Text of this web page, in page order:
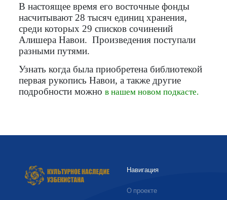
В настоящее время его восточные фонды
насчитывают 28 тысяч единиц хранения,
среди которых 29 списков сочинений
Алишера Навои. Произведения поступали
разными путями.
Узнать когда была приобретена библиотекой
первая рукопись Навои, а также другие
подробности можнов нашем новом подкасте.
Навигация
О проекте